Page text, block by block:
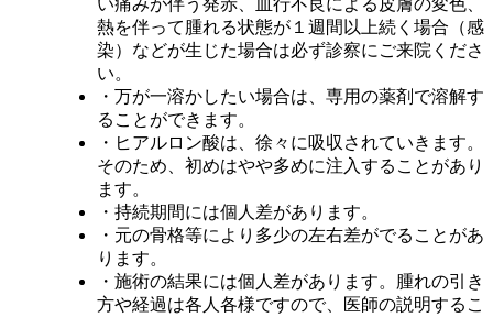
い痛みが伴う発赤、血行不良による皮膚の変色、
熱を伴って腫れる状態が１週間以上続く場合（感
染）などが生じた場合は必ず診察にご来院くださ
い。
・万が一溶かしたい場合は、専用の薬剤で溶解す
ることができます。
・ヒアルロン酸は、徐々に吸収されていきます。
そのため、初めはやや多めに注入することがあり
ます。
・持続期間には個人差があります。
・元の骨格等により多少の左右差がでることがあ
ります。
・施術の結果には個人差があります。腫れの引き
方や経過は各人各様ですので、医師の説明するこ